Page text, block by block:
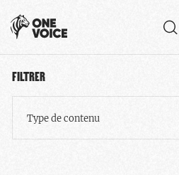
FILTRER
Type de contenu